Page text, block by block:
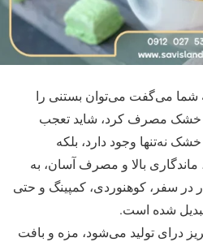
شما می‌گفت می‌توان بستنی را
خشک مصرف کرد، شاید تعجب
نه‌تنها وجود دارد، بلکه
بالا و مصرف آسان، به
در سفر، کوهنوردی، کمپینگ و حتی
شده است.
درای تولید می‌شود، مزه و بافت